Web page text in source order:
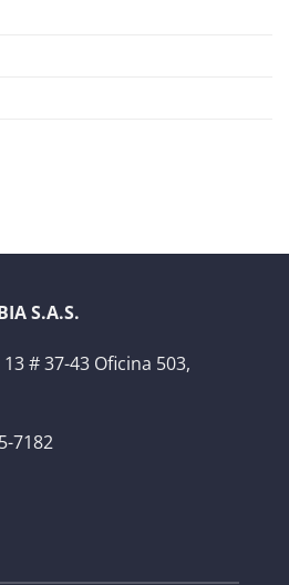
S.A.S.
# 37-43 Oficina 503,
7182